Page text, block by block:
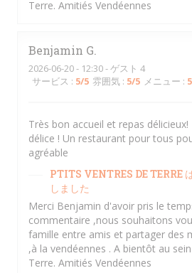
Terre. Amitiés Vendéennes
Benjamin G
2026-06-20- 12:30 - ゲスト 4
サービス : 5/5 雰囲気 : 5/5 メニュー : 5
Très bon accueil et repas
délice ! Un restaurant pour tous
agréable
PTITS VENTRES DE TERRE
しました
Merci Benjamin d'avoir pris le
commentaire ,nous souhaitons
famille entre amis et partager des
,à la vendéennes . A bientôt au
Terre. Amitiés Vendéennes